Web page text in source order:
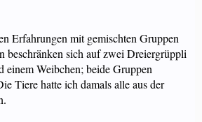
Erfahrungen mit gemischten Gruppen
beschränken sich auf zwei Dreiergrüppli
einem Weibchen; beide Gruppen
Tiere hatte ich damals alle aus der